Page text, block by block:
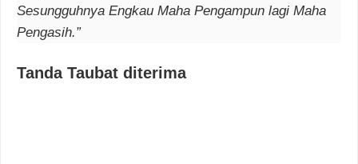
Sesungguhnya Engkau Maha Pengampun lagi Maha
Pengasih.”
Tanda Taubat diterima